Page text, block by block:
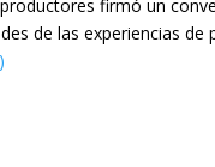
firmó un
de las experiencias